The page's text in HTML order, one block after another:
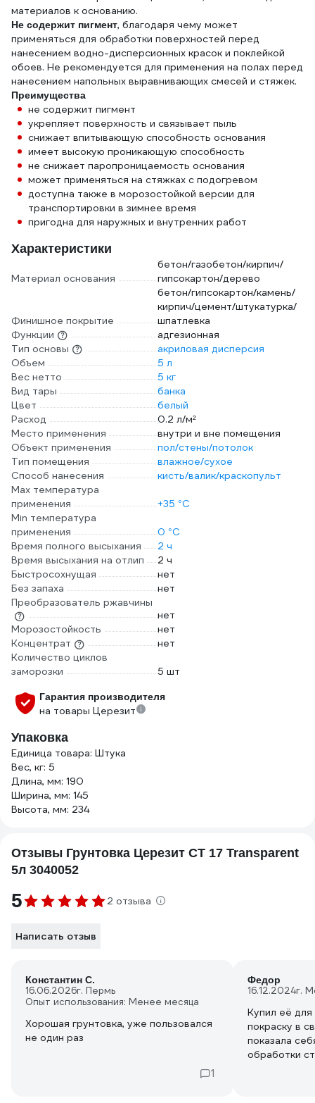
материалов к основанию.
Не содержит пигмент, благодаря чему может
применяться для обработки поверхностей перед
нанесением водно-дисперсионных красок и поклейкой
обоев. Не рекомендуется для применения на полах перед
нанесением напольных выравнивающих смесей и стяжек.
Преимущества
не содержит пигмент
укрепляет поверхность и связывает пыль
снижает впитывающую способность основания
имеет высокую проникающую способность
не снижает паропроницаемость основания
может применяться на стяжках с подогревом
доступна также в морозостойкой версии для
транспортировки в зимнее время
пригодна для наружных и внутренних работ
Характеристики
Материал основания
бетон/газобетон/кирпич/
гипсокартон/дерево
Финишное покрытие
бетон/гипсокартон/камень/
кирпич/цемент/штукатурка/
шпатлевка
Функции
адгезионная
Тип основы
акриловая дисперсия
Объем
5 л
Вес нетто
5 кг
Вид тары
банка
Цвет
белый
Расход
0.2 л/м²
Место применения
внутри и вне помещения
Объект применения
пол/стены/потолок
Тип помещения
влажное/сухое
Способ нанесения
кисть/валик/краскопульт
Max температура
применения
+35 °С
Min температура
применения
0 °С
Время полного высыхания
2 ч
Время высыхания на отлип
2 ч
Быстросохнущая
нет
Без запаха
нет
Преобразователь ржавчины
нет
Морозостойкость
нет
Концентрат
нет
Количество циклов
заморозки
5 шт
Гарантия производителя
на товары Церезит
Упаковка
Единица товара: Штука
Вес, кг: 5
Длина, мм: 190
Ширина, мм: 145
Высота, мм: 234
Отзывы Грунтовка Церезит CT 17 Transparent
5л 3040052
5 2 отзыва
Написать отзыв
Константин С.
16.06.2026г. Пермь
Опыт использования: Менее месяца
Хорошая грунтовка, уже пользовался
не один раз
1
Федор
16.12.2024г.
Купил её для
покраску в
показала
обработки